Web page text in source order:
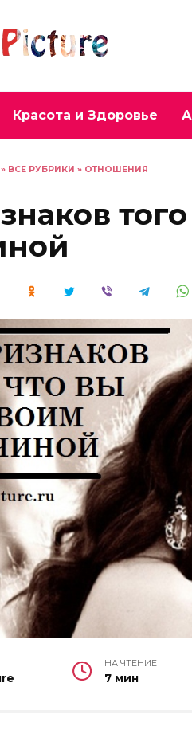
Красота и Здоровье
» ВСЕ РУБРИКИ » ОТНОШЕНИЯ
НА ЧТЕНИЕ
7 мин